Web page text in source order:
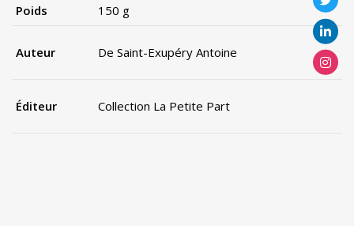
Poids 150 g
Auteur De Saint-Exupéry Antoine
Éditeur Collection La Petite Part